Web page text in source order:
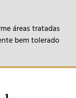
áreas tratadas
bem tolerado